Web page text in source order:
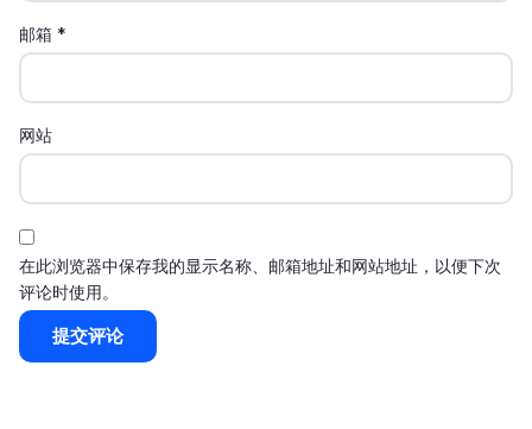
邮箱 *
网站
在此浏览器中保存我的显示名称、邮箱地址和网站地址，以便下次
评论时使用。